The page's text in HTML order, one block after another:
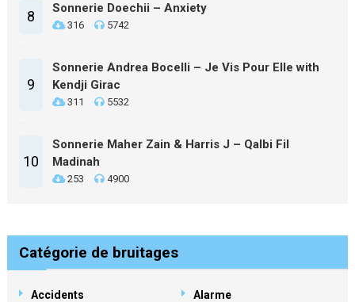
8 Sonnerie Doechii – Anxiety
316 5742
9
Sonnerie Andrea Bocelli – Je Vis Pour Elle with
Kendji Girac
311 5532
10
Sonnerie Maher Zain & Harris J – Qalbi Fil
Madinah
253 4900
Catégorie de bruitages
Accidents Alarme